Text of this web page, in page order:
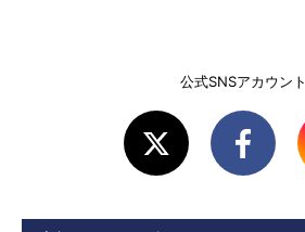
公式SNSアカウント